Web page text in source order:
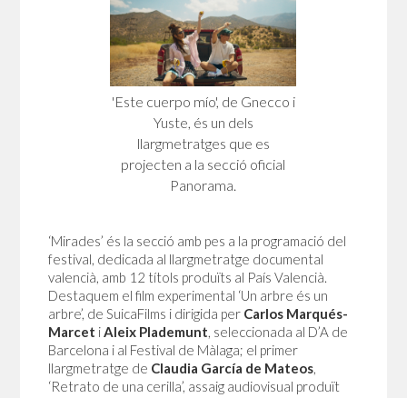
'Este cuerpo mío', de Gnecco i
Yuste, és un dels
llargmetratges que es
projecten a la secció oficial
Panorama.
‘Mirades’ és la secció amb pes a la programació del
festival, dedicada al llargmetratge documental
valencià, amb 12 títols produïts al País Valencià.
Destaquem el film experimental ‘Un arbre és un
arbre’, de SuicaFilms i dirigida per Carlos Marqués-
Marcet iAleix Plademunt, seleccionada al D’A de
Barcelona i al Festival de Màlaga; el primer
llargmetratge de Claudia García de Mateos,
‘Retrato de una cerilla’, assaig audiovisual produït